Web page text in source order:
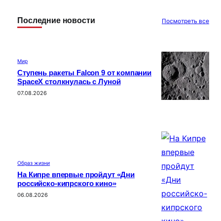
Последние новости Посмотреть все
Мир
Ступень ракеты Falcon 9 от компании
SpaceX столкнулась с Луной
07.08.2026
Образ жизни
На Кипре впервые пройдут «Дни
российско-кипрского кино»
06.08.2026